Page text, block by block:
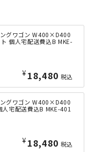
グワゴン W400×D400
個人宅配送費込B MKE-
¥ 18,480 税込
グワゴン W400×D400
宅配送費込B MKE-401
¥ 18,480 税込